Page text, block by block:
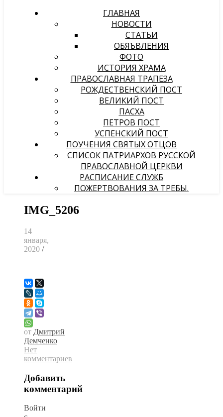
ГЛАВНАЯ
НОВОСТИ
СТАТЬИ
ОБЯЪВЛЕНИЯ
ФОТО
ИСТОРИЯ ХРАМА
ПРАВОСЛАВНАЯ ТРАПЕЗА
РОЖДЕСТВЕНСКИЙ ПОСТ
ВЕЛИКИЙ ПОСТ
ПАСХА
ПЕТРОВ ПОСТ
УСПЕНСКИЙ ПОСТ
ПОУЧЕНИЯ СВЯТЫХ ОТЦОВ
СПИСОК ПАТРИАРХОВ РУССКОЙ
ПРАВОСЛАВНОЙ ЦЕРКВИ
РАСПИСАНИЕ СЛУЖБ
ПОЖЕРТВОВАНИЯ ЗА ТРЕБЫ.
IMG_5206
14
января,
2020 /
от Дмитрий
Демченко
Нет
комментариев
Добавить
комментарий
Войти